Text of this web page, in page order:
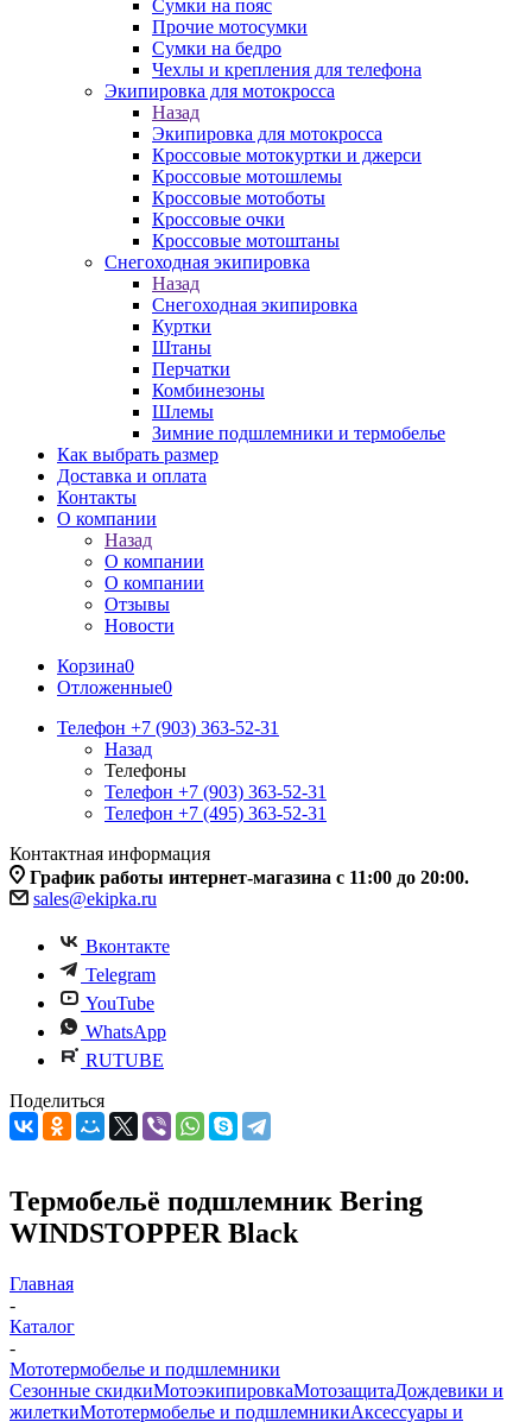
Сумки на пояс
Прочие мотосумки
Сумки на бедро
Чехлы и крепления для телефона
Экипировка для мотокросса
Назад
Экипировка для мотокросса
Кроссовые мотокуртки и джерси
Кроссовые мотошлемы
Кроссовые мотоботы
Кроссовые очки
Кроссовые мотоштаны
Снегоходная экипировка
Назад
Снегоходная экипировка
Куртки
Штаны
Перчатки
Комбинезоны
Шлемы
Зимние подшлемники и термобелье
Как выбрать размер
Доставка и оплата
Контакты
О компании
Назад
О компании
О компании
Отзывы
Новости
Корзина0
Отложенные0
Телефон +7 (903) 363-52-31
Назад
Телефоны
Телефон +7 (903) 363-52-31
Телефон +7 (495) 363-52-31
Контактная информация
График работы интернет-магазина с 11:00 до 20:00.
sales@ekipka.ru
Вконтакте
Telegram
YouTube
WhatsApp
RUTUBE
Поделиться
Термобельё подшлемник Bering
WINDSTOPPER Black
Главная
-
Каталог
-
Мототермобелье и подшлемники
Сезонные скидкиМотоэкипировкаМотозащитаДождевики и
жилеткиМототермобелье и подшлемникиАксессуары и